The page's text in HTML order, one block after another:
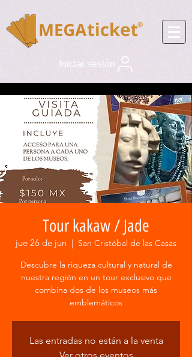
Iniciar sesión
Tour kakaw / Jade
jue 26 de jun
  |
San Cristóbal de las Casas
Descubre la riqueza cultural y natural de
nuestra región en un tour exclusivo que
combina dos de los museos más
emblemáticos
Las entradas no están a la venta